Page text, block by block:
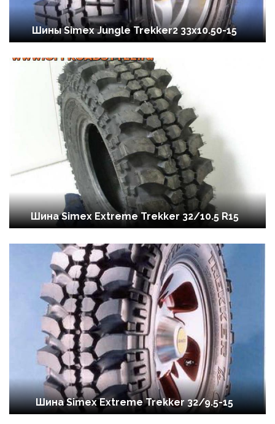
Шины Simex Jungle Trekker2 33x10.50-15
Шина Simex Extreme Trekker 32/10.5 R15
Шина Simex Extreme Trekker 32/9.5-15